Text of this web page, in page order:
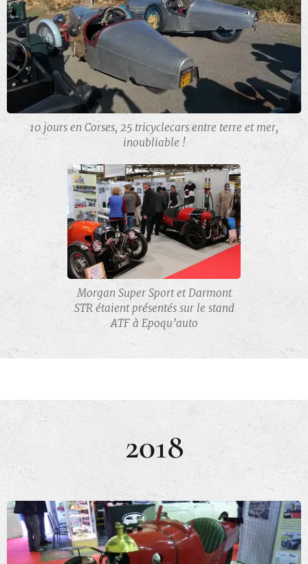
10 jours en Corses, 25 tricyclecars entre terre et mer,
inoubliable !
Morgan Super Sport et Darmont
STR étaient présentés sur le stand
ATF à Epoqu’auto
2018